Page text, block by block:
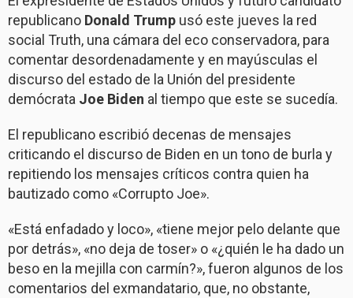
republicano Donald Trump usó este jueves la red
social Truth, una cámara del eco conservadora, para
comentar desordenadamente y en mayúsculas el
discurso del estado de la Unión del presidente
demócrata Joe Biden al tiempo que este se sucedía.
El republicano escribió decenas de mensajes
criticando el discurso de Biden en un tono de burla y
repitiendo los mensajes críticos contra quien ha
bautizado como «Corrupto Joe».
«Está enfadado y loco», «tiene mejor pelo delante que
por detrás», «no deja de toser» o «¿quién le ha dado un
beso en la mejilla con carmín?», fueron algunos de los
comentarios del exmandatario, que, no obstante,